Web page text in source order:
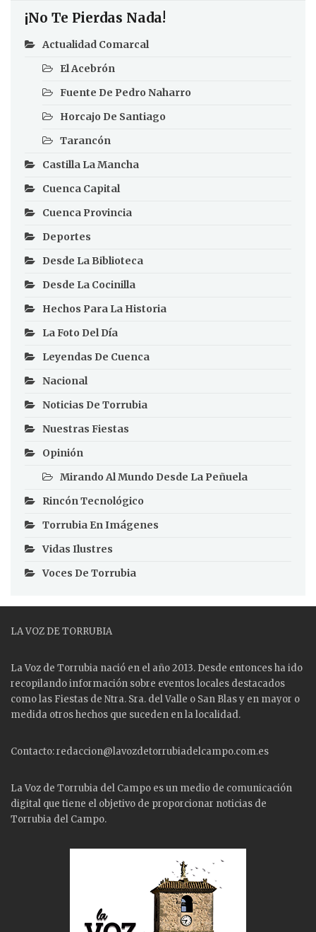
¡No Te Pierdas Nada!
Actualidad Comarcal
El Acebrón
Fuente De Pedro Naharro
Horcajo De Santiago
Tarancón
Castilla La Mancha
Cuenca Capital
Cuenca Provincia
Deportes
Desde La Biblioteca
Desde La Cocinilla
Hechos Para La Historia
La Foto Del Día
Leyendas De Cuenca
Nacional
Noticias De Torrubia
Nuestras Fiestas
Opinión
Mirando Al Mundo Desde La Peñuela
Rincón Tecnológico
Torrubia En Imágenes
Vidas Ilustres
Voces De Torrubia
LA VOZ DE TORRUBIA
La Voz de Torrubia nació en el año 2013. Desde entonces ha ido
recopilando información sobre eventos locales destacados
como las Fiestas de Ntra. Sra. del Valle o San Blas y en mayor o
medida otros hechos que suceden en la localidad.
Contacto: redaccion@lavozdetorrubiadelcampo.com.es
La Voz de Torrubia del Campo es un medio de comunicación
digital que tiene el objetivo de proporcionar noticias de
Torrubia del Campo.